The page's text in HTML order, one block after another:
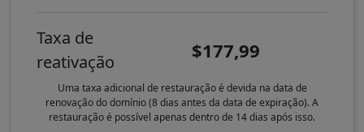
Taxa de
reativação
$177,99
Uma taxa adicional de restauração é devida na data de
renovação do domínio (8 dias antes da data de expiração). A
restauração é possível apenas dentro de 14 dias após isso.